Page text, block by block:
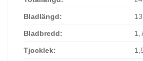
Bladlängd:
Bladbredd:
Tjocklek: